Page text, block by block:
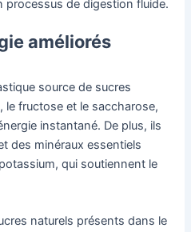
processus de digestion fluide.
améliorés
source de sucres
le fructose et le saccharose,
instantané. De plus, ils
des minéraux essentiels
qui soutiennent le
naturels présents dans le